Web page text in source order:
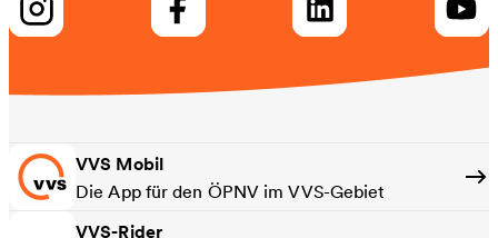
VVS Mobil
Die App für den ÖPNV im VVS-Gebiet
VVS-Rider